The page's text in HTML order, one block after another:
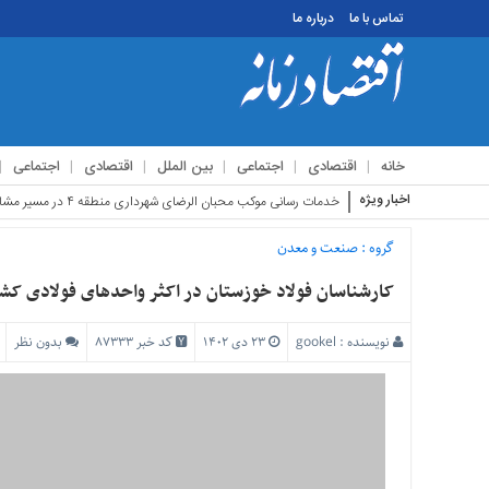
تماس با ما درباره ما
خانه اقتصادی اجتماعی بین الملل اقتصادی اجتماعی
تماس
ما
درباره
اخبار ویژه استقبال زائرین اربعی
گروه :صنعت و معدن
کارشناسان فولاد خوزستان در اکثر واحدهای فولادی
نویسنده : gookel کد خبر 87333 بدون نظر